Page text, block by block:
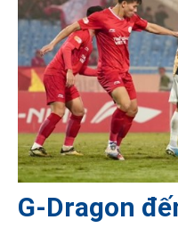
G-Dragon